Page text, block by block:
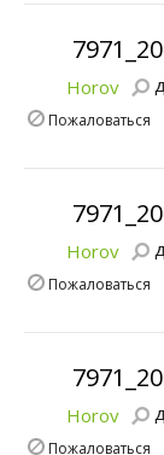
Horov
Пожаловаться
Horov
Пожаловаться
Horov
Пожаловаться